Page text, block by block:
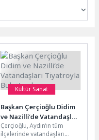
Kültür Sanat
Başkan Çerçioğlu Didim
ve Nazilli’de Vatandaşları
Tiyatroyla Buluşturdu
Çerçioğlu, Aydın’ın tüm
ilçelerinde vatandaşları